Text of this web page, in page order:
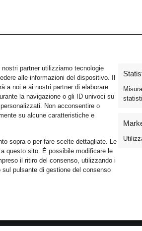
partner utilizziamo tecnologie
alle informazioni del dispositivo. Il
a noi e ai nostri partner di elaborare
la navigazione o gli ID univoci su
Non acconsentire o
su alcune caratteristiche e
sopra o per fare scelte dettagliate. Le
questo sito. È possibile modificare le
il ritiro del consenso, utilizzando i
pulsante di gestione del consenso